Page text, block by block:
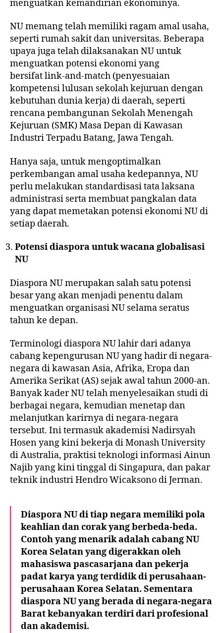
menguatkan kemandirian ekonominya.
NU memang telah memiliki ragam amal usaha,
sepertirumah sakit danuniversitas. Beberapa
upaya juga telah dilaksanakan NU untuk
menguatkan potensi ekonomi yang
bersifat link-and-match (penyesuaian
kompetensi lulusan sekolah kejuruan dengan
kebutuhan dunia kerja) di daerah, seperti
rencana pembangunan Sekolah Menengah
Kejuruan (SMK) Masa Depan di Kawasan
Industri Terpadu Batang, Jawa Tengah.
Hanya saja, untuk mengoptimalkan
perkembangan amal usaha kedepannya, NU
perlu melakukan standardisasi tata laksana
administrasi serta membuat pangkalan data
yang dapat memetakan potensi ekonomi NU di
setiap daerah.
Potensi diaspora untuk wacana globalisasi
NU
Diaspora NU merupakan salah satu potensi
besar yang akan menjadi penentu dalam
menguatkan organisasi NU selama seratus
tahun ke depan.
Terminologi diaspora NU lahir dari adanya
cabang kepengurusan NU yang hadir di negara-
negara di kawasan Asia, Afrika, Eropa dan
Amerika Serikat (AS) sejak awal tahun 2000-an.
Banyak kader NU telah menyelesaikan studi di
berbagai negara, kemudian menetap dan
melanjutkan karirnya di negara-negara
tersebut. Ini termasuk akademisiNadirsyah
Hosenyang kini bekerja di Monash University
di Australia, praktisi teknologi informasiAinun
Najib yang kini tinggal di Singapura, dan pakar
teknik industriHendro Wicaksono di Jerman.
Diaspora NU di tiap negara memiliki pola
keahlian dan corak yang berbeda-beda.
Contoh yang menarik adalah cabang NU
Korea Selatan yang digerakkan oleh
mahasiswa pascasarjana dan pekerja
padat karya yang terdidik di perusahaan-
perusahaan Korea Selatan. Sementara
diaspora NU yang berada di negara-negara
Barat kebanyakan terdiri dari profesional
dan akademisi.